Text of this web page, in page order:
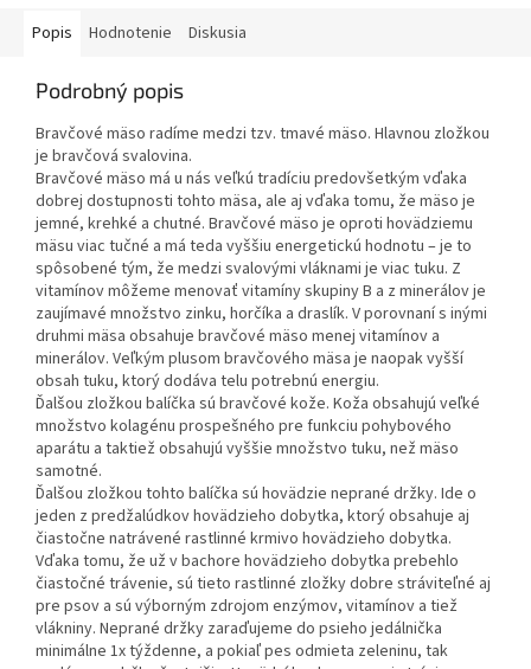
Popis Hodnotenie Diskusia
Podrobný popis
Bravčové mäso radíme medzi tzv. tmavé mäso. Hlavnou zložkou
je bravčová svalovina.
Bravčové mäso má u nás veľkú tradíciu predovšetkým vďaka
dobrej dostupnosti tohto mäsa, ale aj vďaka tomu, že mäso je
jemné, krehké a chutné. Bravčové mäso je oproti hovädziemu
mäsu viac tučné a má teda vyššiu energetickú hodnotu – je to
spôsobené tým, že medzi svalovými vláknami je viac tuku. Z
vitamínov môžeme menovať vitamíny skupiny B a z minerálov je
zaujímavé množstvo zinku, horčíka a draslík. V porovnaní s inými
druhmi mäsa obsahuje bravčové mäso menej vitamínov a
minerálov. Veľkým plusom bravčového mäsa je naopak vyšší
obsah tuku, ktorý dodáva telu potrebnú energiu.
Ďalšou zložkou balíčka sú bravčové kože. Koža obsahujú veľké
množstvo kolagénu prospešného pre funkciu pohybového
aparátu a taktiež obsahujú vyššie množstvo tuku, než mäso
samotné.
Ďalšou zložkou tohto balíčka sú hovädzie neprané držky. Ide o
jeden z predžalúdkov hovädzieho dobytka, ktorý obsahuje aj
čiastočne natrávené rastlinné krmivo hovädzieho dobytka.
Vďaka tomu, že už v bachore hovädzieho dobytka prebehlo
čiastočné trávenie, sú tieto rastlinné zložky dobre stráviteľné aj
pre psov a sú výborným zdrojom enzýmov, vitamínov a tiež
vlákniny. Neprané držky zaraďujeme do psieho jedálnička
minimálne 1x týždenne, a pokiaľ pes odmieta zeleninu, tak